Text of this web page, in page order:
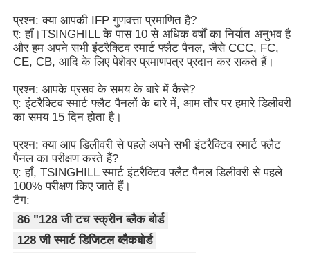
सम्मेलन इंटरएक्टिव फ्लैट पैनल
प्रश्न: क्या आपकी IFP गुणवत्ता प्रमाणित है?
ए: हाँ।TSINGHILL के पास 10 से अधिक वर्षों का निर्यात अनुभव है
और हम अपने सभी इंटरैक्टिव स्मार्ट फ्लैट पैनल, जैसे CCC, FC,
CE, CB, आदि के लिए पेशेवर प्रमाणपत्र प्रदान कर सकते हैं।
प्रश्न: आपके प्रसव के समय के बारे में कैसे?
ए: इंटरैक्टिव स्मार्ट फ्लैट पैनलों के बारे में, आम तौर पर हमारे डिलीवरी
का समय 15 दिन होता है।
प्रश्न: क्या आप डिलीवरी से पहले अपने सभी इंटरैक्टिव स्मार्ट फ्लैट
पैनल का परीक्षण करते हैं?
ए: हाँ, TSINGHILL स्मार्ट इंटरैक्टिव फ्लैट पैनल डिलीवरी से पहले
100% परीक्षण किए जाते हैं।
टैग:
86 "128 जी टच स्क्रीन ब्लैक बोर्ड
128 जी स्मार्ट डिजिटल ब्लैकबोर्ड